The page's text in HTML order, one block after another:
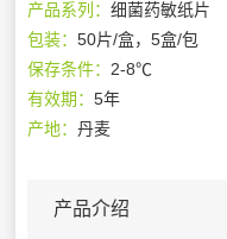
产品系列：细菌药敏纸片
包装：50片/盒，5盒/包
保存条件：2-8℃
有效期：5年
产地：丹麦
产品介绍